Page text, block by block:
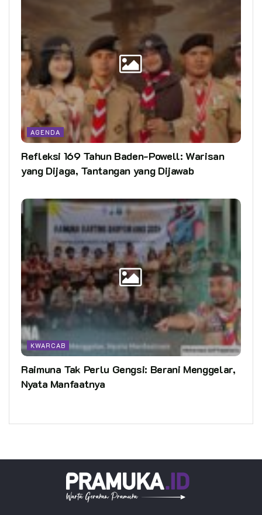
AGENDA
Refleksi 169 Tahun Baden-Powell: Warisan
yang Dijaga, Tantangan yang Dijawab
KWARCAB
Raimuna Tak Perlu Gengsi: Berani Menggelar,
Nyata Manfaatnya